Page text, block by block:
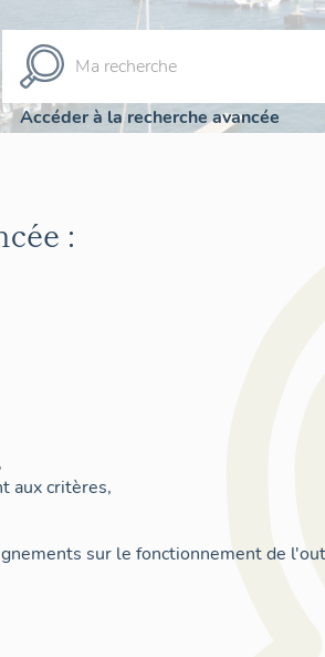
Accéder à la recherche avancée
:
aux critères,
sur le fonctionnement de